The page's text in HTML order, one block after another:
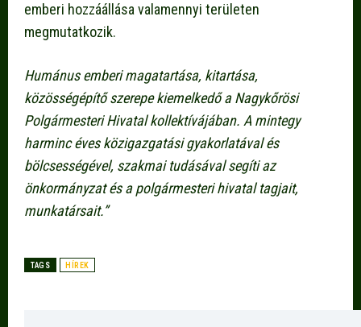
emberi hozzáállása valamennyi területen
megmutatkozik.
Humánus emberi magatartása, kitartása,
közösségépítő szerepe kiemelkedő a Nagykőrösi
Polgármesteri Hivatal kollektívájában. A mintegy
harminc éves közigazgatási gyakorlatával és
bölcsességével, szakmai tudásával segíti az
önkormányzat és a polgármesteri hivatal tagjait,
munkatársait.”
TAGS HÍREK